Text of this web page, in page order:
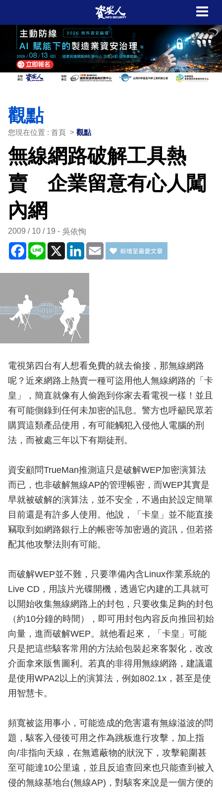
觀點
您現在位置 : 首頁 > 觀點
無線網路破解工具熱
賣 企業留意有心人闖
內網
2009 / 10 / 19 吳依恂
Facebook
Line X LinkedIn
Email
電視第四台有人想看免費的就去偷接，那無線網路
呢？近來網路上熱賣一種可盜用他人無線網路的「卡
皇」，簡直就像有人偷跑到你家去看電視一樣！並且
有可能側錄到任何未加密的訊息。警方也呼籲民眾若
購買這類產品使用，有可能觸犯入侵他人電腦的刑
法，而被處三年以下有期徒刑。
資安顧問TrueMan推測這只是破解WEP加密演算法
而已，也非破解無線AP的管理帳密，而WEP其實是
早就被破解的演算法，並不安全，不過由於設定簡單
目前還是有許多人使用。他說，「卡皇」並不能直接
竊取到如網路銀行上的帳密等加密過的資訊，但若搭
配其他攻擊法則有可能。
而破解WEP並不難，只要準備內含Linux作業系統的
Live CD，用該片光碟開機，透過它內建的工具就可
以開始收集無線網路上的封包，只要收集足夠的封包
（約10分鐘的時間），即可用封包內容反向推回初始
向量，進而破解WEP。就他看起來，「卡皇」可能
只是把這些駭客常用的方法給包裝起來客製化，改改
介面拿來販售圖利。若真的非得用無線網路，建議還
是使用WPA2以上的演算法，例如802.1x，甚至是使
用智慧卡。
頻寬被盜用事小，可能造成的危害還有無線溢波的問
題，駭客入侵後可用之作為跳板進行攻擊，加上指
向/非指向天線，在無遮蔽物的狀況下，攻擊範圍甚
至可能達10公里遠，並且反追查回來也只能查到被入
侵的無線基地台(無線AP)，對駭客來說是一個方便的